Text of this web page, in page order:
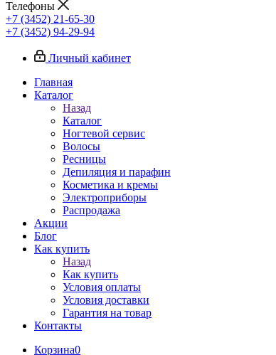
Телефоны
+7 (3452) 21-65-30
+7 (3452) 94-29-94
Личный кабинет
Главная
Каталог
Назад
Каталог
Ногтевой сервис
Волосы
Ресницы
Депиляция и парафин
Косметика и кремы
Электроприборы
Распродажа
Акции
Блог
Как купить
Назад
Как купить
Условия оплаты
Условия доставки
Гарантия на товар
Контакты
Корзина0